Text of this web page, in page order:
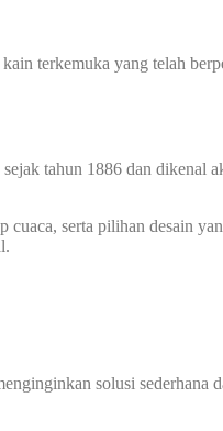
terkemuka yang telah
tahun 1886 dan dikenal
serta pilihan desain
solusi sederhana